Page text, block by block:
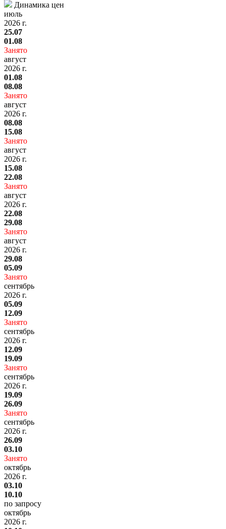
Динамика цен
июль
2026 г.
25.07
01.08
Занято
август
2026 г.
01.08
08.08
Занято
август
2026 г.
08.08
15.08
Занято
август
2026 г.
15.08
22.08
Занято
август
2026 г.
22.08
29.08
Занято
август
2026 г.
29.08
05.09
Занято
сентябрь
2026 г.
05.09
12.09
Занято
сентябрь
2026 г.
12.09
19.09
Занято
сентябрь
2026 г.
19.09
26.09
Занято
сентябрь
2026 г.
26.09
03.10
Занято
октябрь
2026 г.
03.10
10.10
по запросу
октябрь
2026 г.